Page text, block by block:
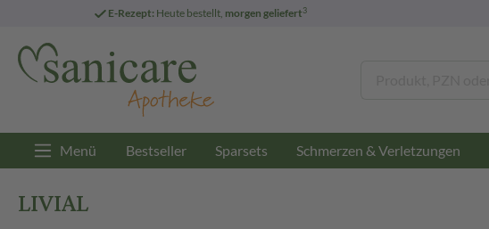
E-Rezept: Heute bestellt, morgen geliefert3
Menü Bestseller Sparsets Schmerzen & Verletzungen
LIVIAL